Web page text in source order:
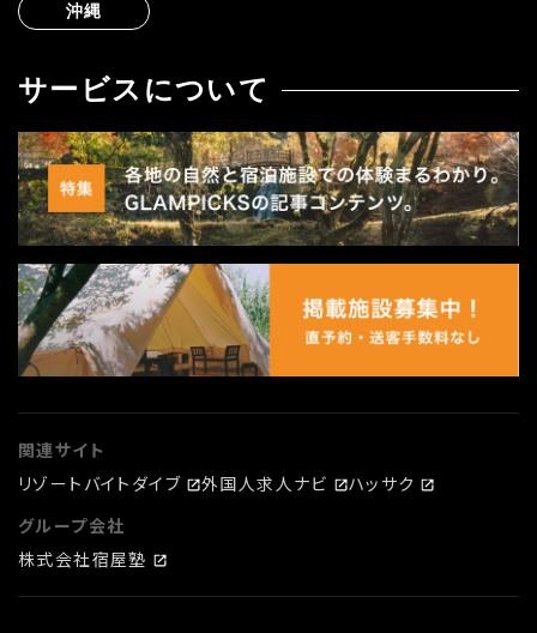
沖縄
サービスについて
関連サイト
リゾートバイトダイブ
外国人求人ナビ
ハッサク
グループ会社
株式会社宿屋塾